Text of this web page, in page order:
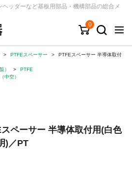
ッダーなど基板用部品・機構部品の総合メ
0
> PTFEスペーサー >
PTFEスペーサー 半導体取付
） >
PTFE
中空）
ペーサー 半導体取付用(白色
)／PT